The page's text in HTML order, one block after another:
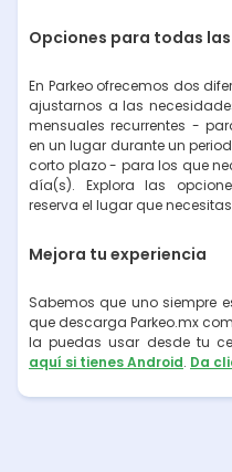
Opciones para todas
En Parkeo ofrecemos dos
ajustarnos a las
mensuales recurrentes -
en un lugar durante un
corto plazo - para los que
día(s). Explora las
reserva el lugar que
Mejora tu experiencia
Sabemos que uno siempre
que descarga Parkeo.mx
la puedas usar desde tu
aquí si tienes Android. Da